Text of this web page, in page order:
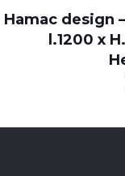
Hamac design
l.1200 x